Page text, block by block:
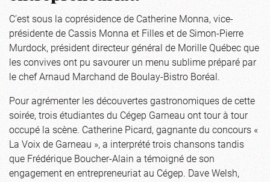
C’est sous la coprésidence de Catherine Monna, vice-
présidente de Cassis Monna et Filles et de Simon-Pierre
Murdock, président directeur général de Morille Québec que
les convives ont pu savourer un menu sublime préparé par
le chef Arnaud Marchand de Boulay-Bistro Boréal.
Pour agrémenter les découvertes gastronomiques de cette
soirée, trois étudiantes du Cégep Garneau ont tour à tour
occupé la scène. Catherine Picard, gagnante du concours «
La Voix de Garneau », a interprété trois chansons tandis
que Frédérique Boucher-Alain a témoigné de son
engagement en entrepreneuriat au Cégep. Dave Welsh,